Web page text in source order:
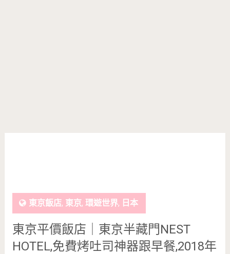
東京飯店, 東京, 環遊世界, 日本
東京平價飯店｜東京半藏門NEST
HOTEL,免費烤吐司神器跟早餐,2018年